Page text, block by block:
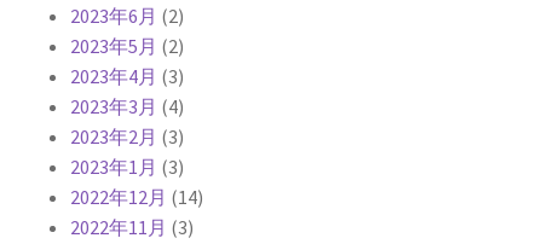
2023年6月 (2)
2023年5月 (2)
2023年4月 (3)
2023年3月 (4)
2023年2月 (3)
2023年1月 (3)
2022年12月 (14)
2022年11月 (3)